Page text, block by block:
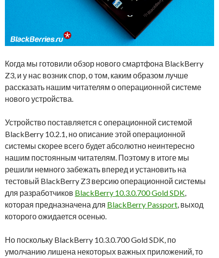
Когда мы готовили обзор нового смартфона BlackBerry
Z3, и у нас возник спор, о том, каким образом лучше
рассказать нашим читателям о операционной системе
нового устройства.
Устройство поставляется с операционной системой
BlackBerry 10.2.1, но описание этой операционной
системы скорее всего будет абсолютно неинтересно
нашим постоянным читателям. Поэтому в итоге мы
решили немного забежать вперед и установить на
тестовый BlackBerry Z3 версию операционной системы
для разработчиков BlackBerry 10.3.0.700 Gold SDK,
которая предназначена для BlackBerry Passport, выход
которого ожидается осенью.
Но поскольку BlackBerry 10.3.0.700 Gold SDK, по
умолчанию лишена некоторых важных приложений, то